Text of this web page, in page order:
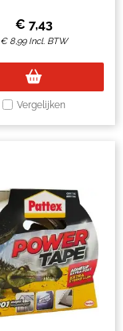
€ 7,43
€ 8,99 Incl. BTW
Vergelijken